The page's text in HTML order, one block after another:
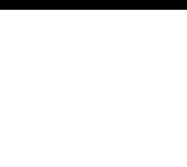
La inauguración, que será el